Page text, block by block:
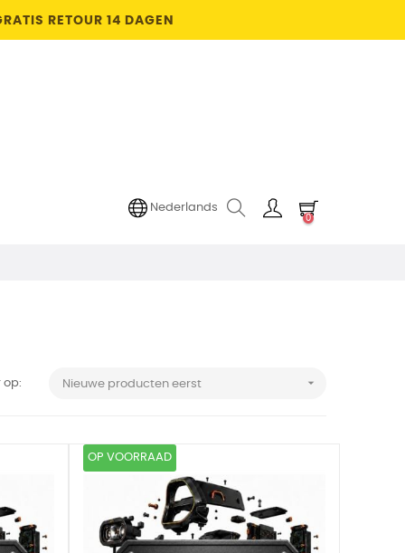
RETOUR 14 DAGEN
Nederlands
0
op: Nieuwe producten eerst 
OP VOORRAAD